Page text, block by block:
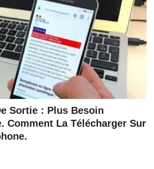
Sortie : Plus Besoin
Comment La Télécharger Sur